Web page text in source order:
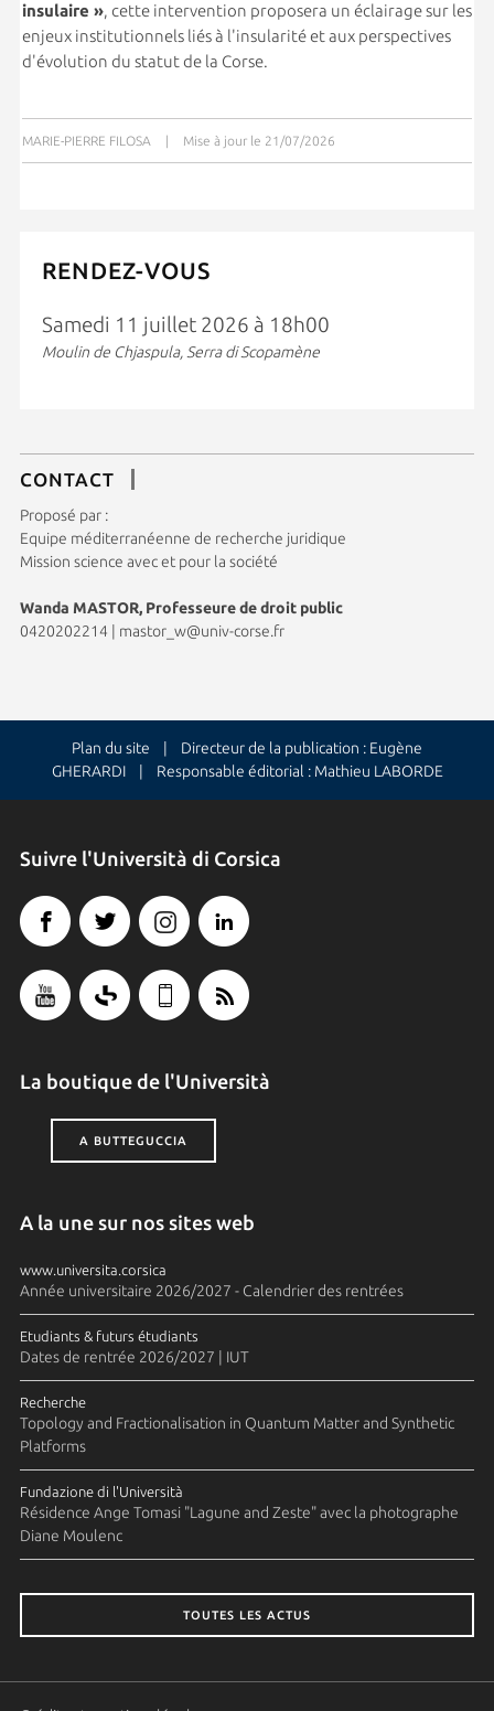
insulaire », cette intervention proposera un éclairage sur les
enjeux institutionnels liés à l'insularité et aux perspectives
d'évolution du statut de la Corse.
MARIE-PIERRE FILOSA Mise à jour le 21/07/2026
RENDEZ-VOUS
Samedi 11 juillet 2026 à 18h00
Moulin de Chjaspula, Serra di Scopamène
CONTACT
Proposé par :
Equipe méditerranéenne de recherche juridique
Mission science avec et pour la société
Wanda MASTOR, Professeure de droit public
0420202214
mastor_w@univ-corse.fr
Plan du site | Directeur de la publication : Eugène
GHERARDI | Responsable éditorial : Mathieu LABORDE
Suivre l'Università di Corsica
La boutique de l'Università
A BUTTEGUCCIA
A la une sur nos sites web
www.universita.corsica
Année universitaire 2026/2027 - Calendrier des rentrées
Etudiants & futurs étudiants
Dates de rentrée 2026/2027 | IUT
Recherche
Topology and Fractionalisation in Quantum Matter and Synthetic
Platforms
Fundazione di l'Università
Résidence Ange Tomasi "Lagune and Zeste" avec la photographe
Diane Moulenc
TOUTES LES ACTUS